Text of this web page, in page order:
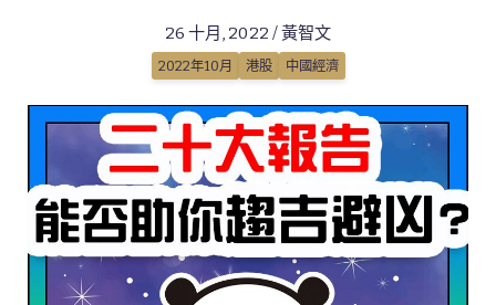
26 十月, 2022 / 黃智文
2022年10月 港股 中國經濟